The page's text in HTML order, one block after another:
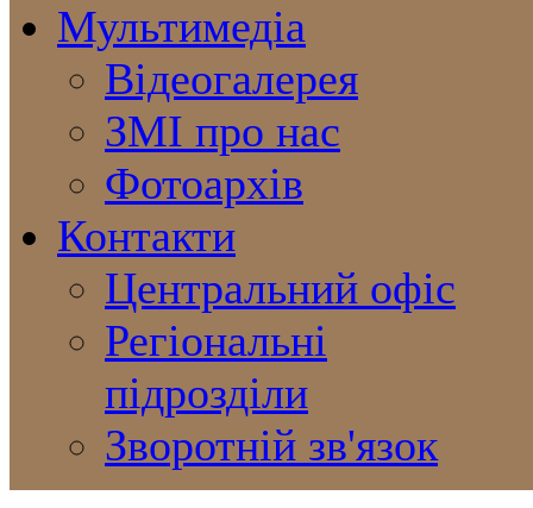
Мультимедіа
Відеогалерея
ЗМІ про нас
Фотоархів
Контакти
Центральний офіс
Регіональні
підрозділи
Зворотній зв'язок